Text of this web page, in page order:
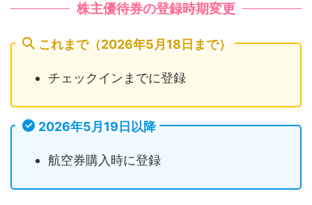
株主優待券の登録時期変更
これまで（2026年5月18日まで）
チェックインまでに登録
2026年5月19日以降
航空券購入時に登録